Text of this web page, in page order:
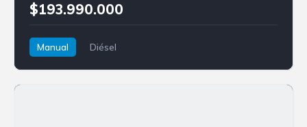
$193.990.000
Manual Diésel